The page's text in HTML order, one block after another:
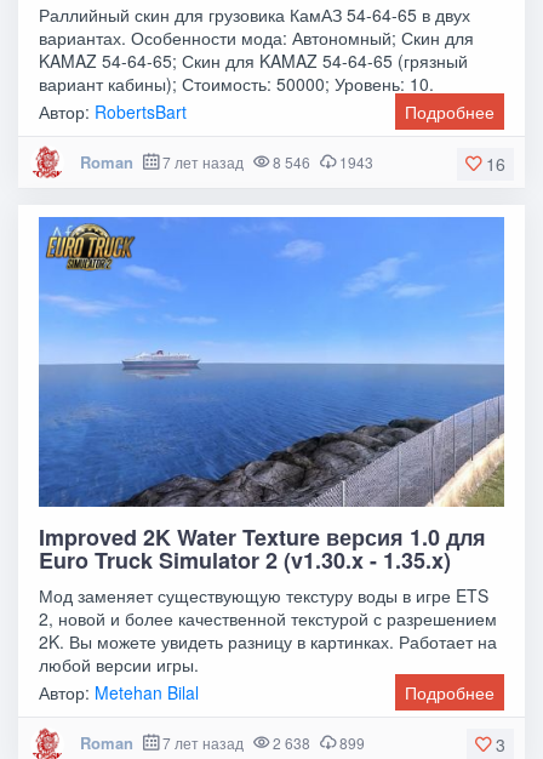
Раллийный скин для грузовика КамАЗ 54-64-65 в двух
вариантах. Особенности мода: Автономный; Скин для
KAMAZ 54-64-65; Скин для KAMAZ 54-64-65 (грязный
вариант кабины); Стоимость: 50000; Уровень: 10.
Автор: RobertsBart Подробнее
16
Roman 7 лет назад 8 546 1943
Improved 2K Water Texture версия 1.0 для
Euro Truck Simulator 2 (v1.30.x - 1.35.x)
Мод заменяет существующую текстуру воды в игре ETS
2, новой и более качественной текстурой с разрешением
2K. Вы можете увидеть разницу в картинках. Работает на
любой версии игры.
Автор: Metehan Bilal Подробнее
3
Roman 7 лет назад 2 638 899